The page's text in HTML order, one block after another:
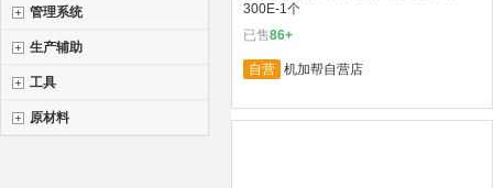
管理系统
生产辅助
工具
原材料
300E-1个
已售86+
自营 机加帮自营店